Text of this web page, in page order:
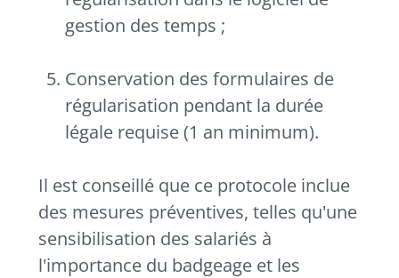
gestion des temps ;
Conservation des formulaires de
régularisation pendant la durée
légale requise (1 an minimum).
Il est conseillé que ce protocole inclue
des mesures préventives, telles qu'une
sensibilisation des salariés à
l'importance du badgeage et les